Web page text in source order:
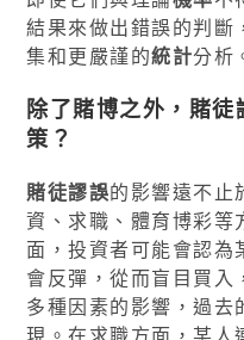
結果來做出錯誤的判斷
集和更嚴謹的統計分析
除了賭博之外，賭
策？
賭徒謬誤的影響遠不止
資、求職、體育博彩等
面，投資者可能會認為
會反彈，從而盲目買入
多種因素的影響，過去